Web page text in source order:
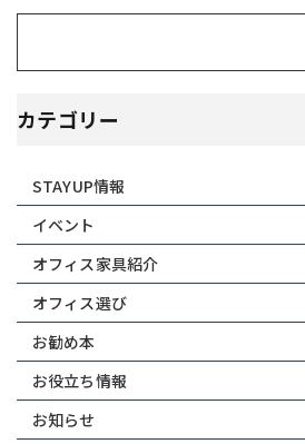
カテゴリー
STAYUP情報
イベント
オフィス家具紹介
オフィス選び
お勧め本
お役立ち情報
お知らせ